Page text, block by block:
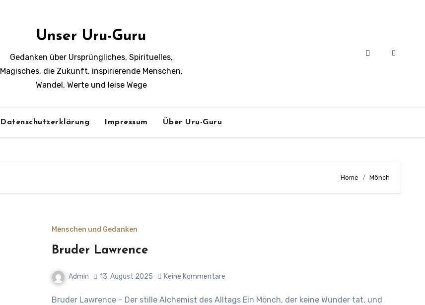
Unser Uru-Guru
Gedanken über Ursprüngliches, Spirituelles,
Magisches, die Zukunft, inspirierende Menschen,
Wandel, Werte und leise Wege
Datenschutzerklärung Impressum Über Uru-Guru
Home Mönch
Menschen und Gedanken
Bruder Lawrence
Admin 13. August 2025 Keine Kommentare
Bruder Lawrence – Der stille Alchemist des Alltags Ein Mönch, der keine Wunder tat, und